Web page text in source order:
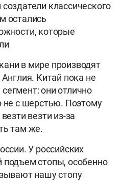
классического
остались
которые
в мире производят
Китай пока не
они отлично
не с шерстью. Поэтому
везти из-за
там же.
У российских
стопы, особенно
нашу стопу